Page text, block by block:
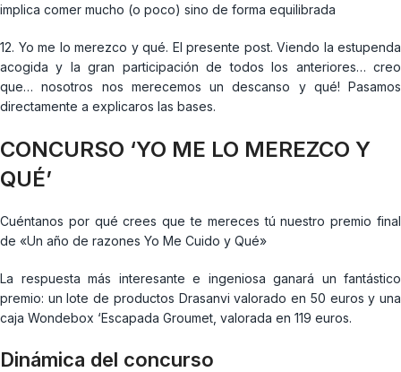
implica comer mucho (o poco) sino de forma equilibrada
12. Yo me lo merezco y qué. El presente post. Viendo la estupenda
acogida y la gran participación de todos los anteriores… creo
que… nosotros nos merecemos un descanso y qué! Pasamos
directamente a explicaros las bases.
CONCURSO ‘YO ME LO MEREZCO Y
QUÉ’
Cuéntanos por qué crees que te mereces tú nuestro premio final
de «Un año de razones Yo Me Cuido y Qué»
La respuesta más interesante e ingeniosa ganará un fantástico
premio: un lote de productos Drasanvi valorado en 50 euros y una
caja Wondebox ‘Escapada Groumet, valorada en 119 euros.
Dinámica del concurso